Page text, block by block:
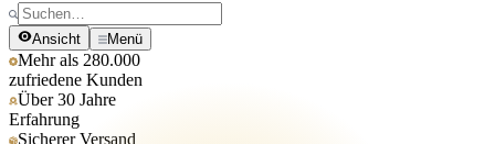
Ansicht Menü
Mehr als 280.000
zufriedene Kunden
Über 30 Jahre
Erfahrung
Sicherer Versand